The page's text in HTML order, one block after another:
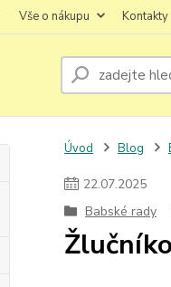
Vše o nákupu Kontakty
Úvod Blog
22.07.2025
Babské rady